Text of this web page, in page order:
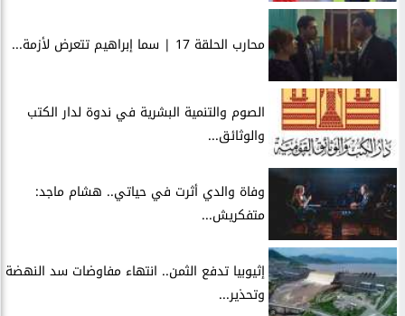
محارب الحلقة 17 | سما إبراهيم تتعرض لأزمة...
الصوم والتنمية البشرية في ندوة لدار الكتب
والوثائق...
وفاة والدي أثرت في حياتي.. هشام ماجد:
متفكريش...
إثيوبيا تدفع الثمن.. انتهاء مفاوضات سد النهضة
وتحذير...